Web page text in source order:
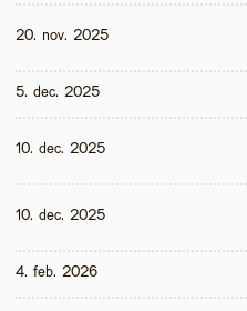
20. nov. 2025
5. dec. 2025
10. dec. 2025
10. dec. 2025
4. feb. 2026